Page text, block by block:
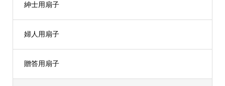
紳士用扇子
婦人用扇子
贈答用扇子